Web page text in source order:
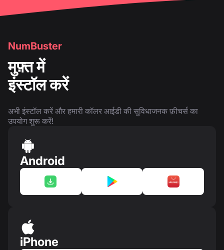
NumBuster
मुफ़्त में
इंस्टॉल करें
अभी इंस्टॉल करें और हमारी कॉलर आईडी की सुविधाजनक फ़ीचर्स का
उपयोग शुरू करें!
Android
iPhone